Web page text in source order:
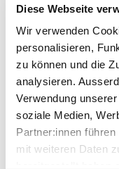
Diese Webseite
Wir verwenden
personalisieren,
zu können und die
analysieren.
Verwendung
soziale Medien,
Partner:innen
mit weiteren Daten
Zollikerberg
Nursing expert
nurse Debora
how nursing care
Spital
healthcare
Learn more